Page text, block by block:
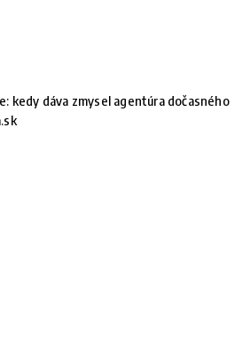
kedy dáva zmysel agentúra dočasného